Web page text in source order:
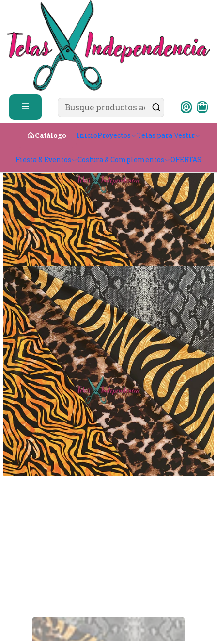
Catálogo InicioProyectos Telas para Vestir
Fiesta & Eventos Costura & Complementos OFERTAS
✨ ¿Cómo comprar?
Telas para Vestir
Lycra Dupont Animal Print